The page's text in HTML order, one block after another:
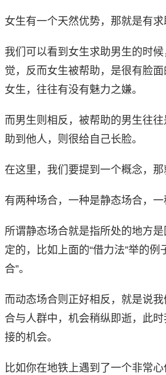
女生有一个天然优势，那就是有求
我们可以看到女生求助男生的时
觉，反而女生被帮助，是很有脸
女生，往往有没有魅力之嫌。
而男生则相反，被帮助的男生往
助到他人，则很给自己长脸。
在这里，我们要提到一个概念，那
有两种场合，一种是静态场合，一
所谓静态场合就是指所处的地方
定的，比如上面的“借力法”举的例
合”。
而动态场合则正好相反，就是说
合与人群中，机会稍纵即逝，此
接的机会。
比如你在地铁上遇到了一个非常